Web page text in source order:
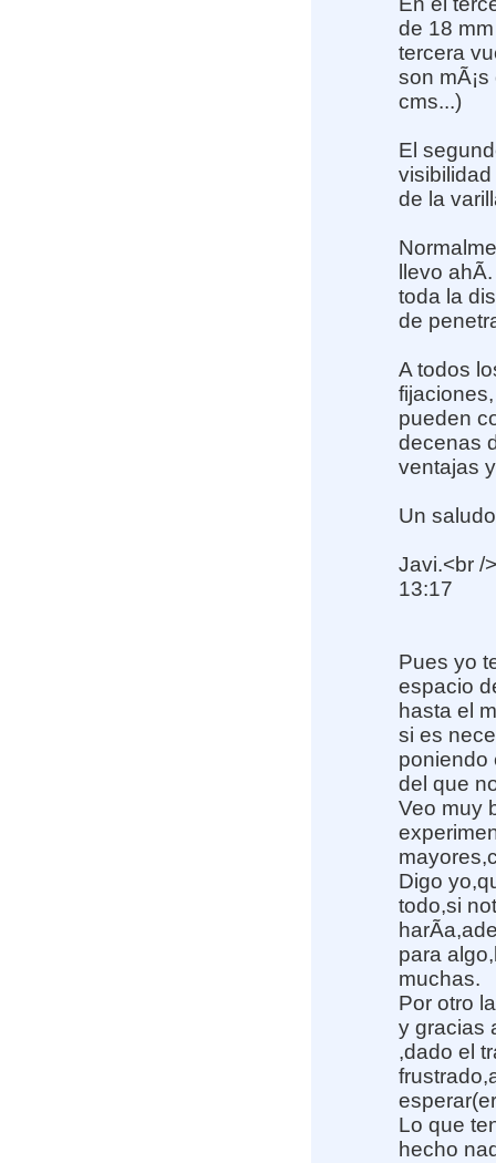
de 18
tercera
son
cms...)
El
de la
llevo
toda la
de
A todos
pueden
decenas
ventajas
Un
Javi.<br /
13:17
Pues yo
espacio
hasta el
si es
poniendo
del que
Veo muy
Digo
todo,si
para
muchas.
Por otro
y gracias
,dado el
Lo que
hecho